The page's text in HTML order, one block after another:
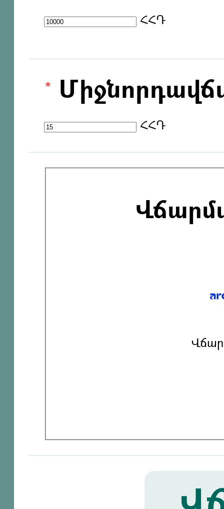
ՀՀԴ
ՀՀԴ